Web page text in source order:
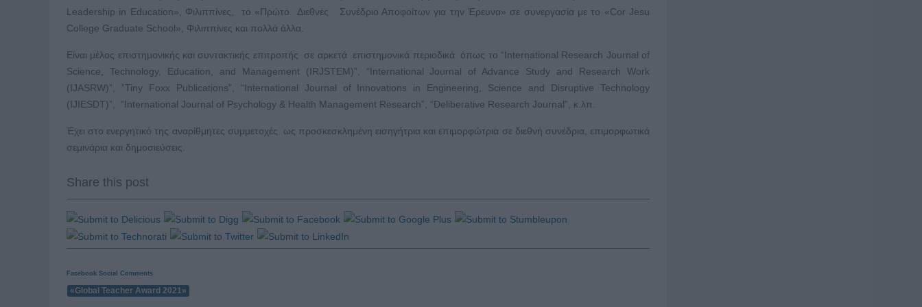
Leadership in Education», Φιλιππίνες, το «Πρώτο Διεθνές Συνέδριο Αποφοίτων για την Έρευνα» σε συνεργασία με το «Cor Jesu
College Graduate School», Φιλιππίνες και πολλά άλλα.
Είναι μέλος επιστημονικής και συντακτικής επιτροπής σε αρκετά επιστημονικά περιοδικά όπως το “International Research Journal of
Science, Technology, Education, and Management (IRJSTEM)”, “International Journal of Advance Study and Research Work
(IJASRW)”, “Tiny Foxx Publications”, “International Journal of Innovations in Engineering, Science and Disruptive Technology
(IJIESDT)”, “International Journal of Psychology & Health Management Research”, “Deliberative Research Journal”, κ.λπ.
Έχει στο ενεργητικό της αναρίθμητες συμμετοχές ως προσκεσκλημένη εισηγήτρια και επιμορφώτρια σε διεθνή συνέδρια, επιμορφωτικά
σεμινάρια και δημοσιεύσεις.
Share this post
Facebook Social Comments
«Global Teacher Award 2021»